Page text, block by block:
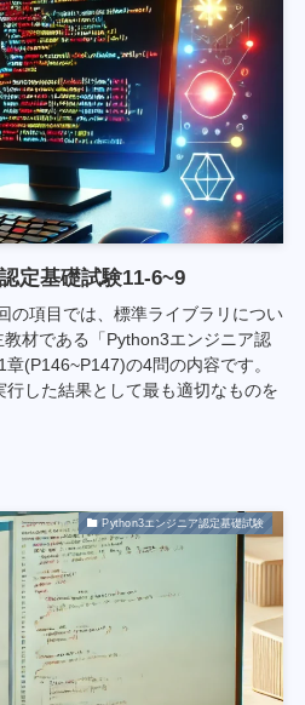
定基礎試験11-6~9
の項目では、標準ライブラリについ
材である「Python3エンジニア認
(P146~P147)の4問の内容です。
した結果として最も適切なものを
Python3エンジニア認定基礎試験